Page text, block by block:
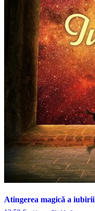
Atingerea magică a iubirii